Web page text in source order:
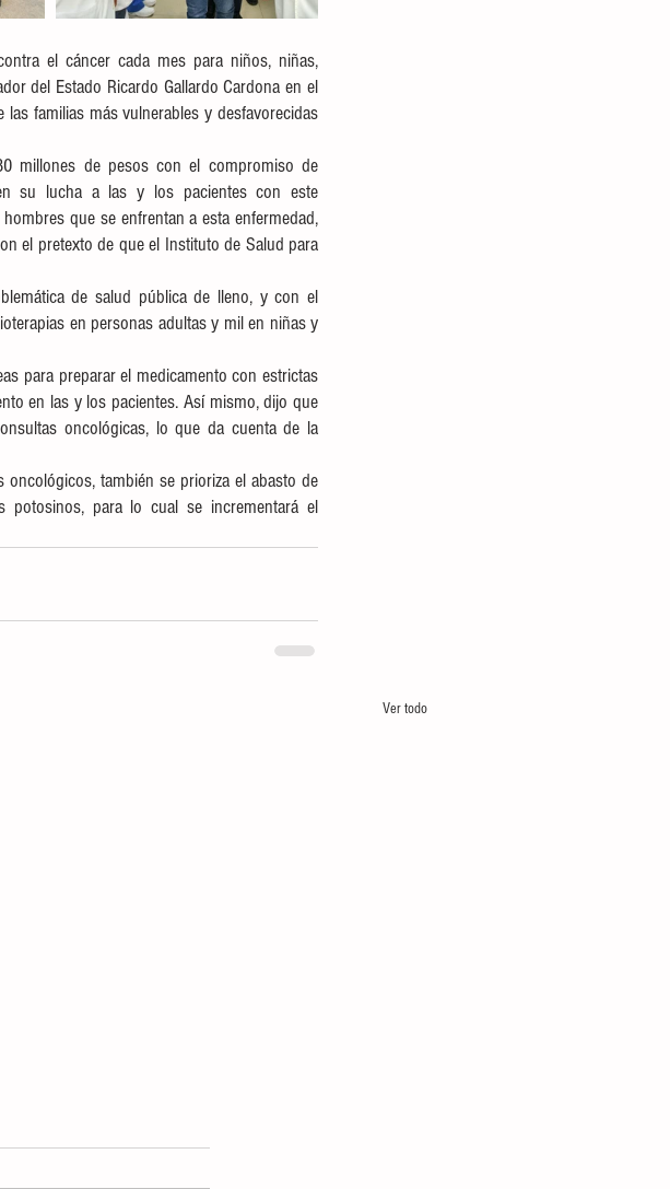
el cáncer cada mes para niños, niñas,
del Estado Ricardo Gallardo Cardona en el
familias más vulnerables y desfavorecidas
millones de pesos con el compromiso de
su lucha a las y los pacientes con este
que se enfrentan a esta enfermedad,
el pretexto de que el Instituto de Salud para
de salud pública de lleno, y con el
en personas adultas y mil en niñas y
para preparar el medicamento con estrictas
en las y los pacientes. Así mismo, dijo que
oncológicas, lo que da cuenta de la
también se prioriza el abasto de
para lo cual se incrementará el
Ver todo